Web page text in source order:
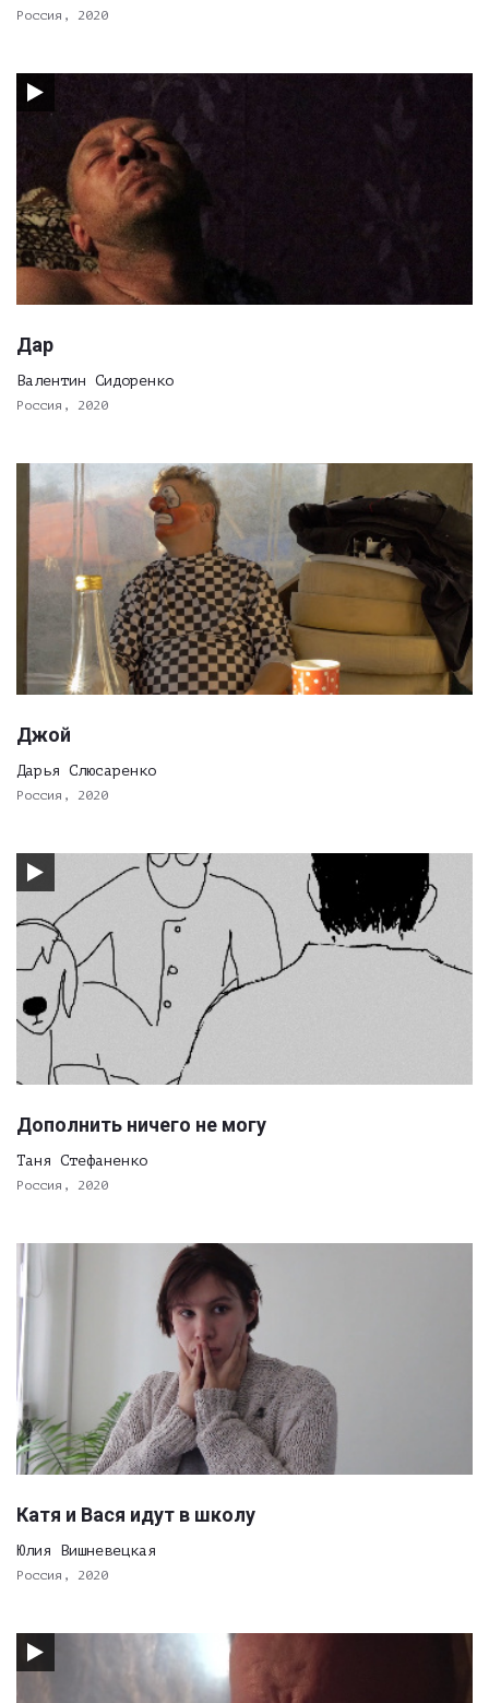
Россия, 2020
Дар
Валентин Сидоренко
Россия, 2020
Джой
Дарья Слюсаренко
Россия, 2020
Дополнить ничего не могу
Таня Стефаненко
Россия, 2020
Катя и Вася идут в школу
Юлия Вишневецкая
Россия, 2020